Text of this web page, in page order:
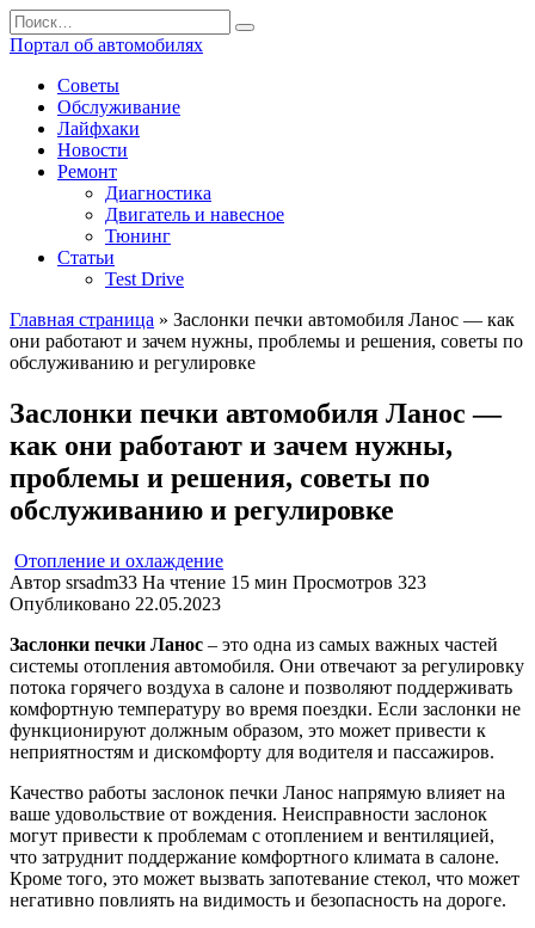
Перейти
к
содержанию
Search
for:
Портал об автомобилях
Советы
Обслуживание
Лайфхаки
Новости
Ремонт
Диагностика
Двигатель и навесное
Тюнинг
Статьи
Test Drive
Главная страница » Заслонки печки автомобиля Ланос — как
они работают и зачем нужны, проблемы и решения, советы по
обслуживанию и регулировке
Заслонки печки автомобиля Ланос —
как они работают и зачем нужны,
проблемы и решения, советы по
обслуживанию и регулировке
Отопление и охлаждение
Автор srsadm33 На чтение 15 мин Просмотров 323
Опубликовано 22.05.2023
Заслонки печки Ланос – это одна из самых важных частей
системы отопления автомобиля. Они отвечают за регулировку
потока горячего воздуха в салоне и позволяют поддерживать
комфортную температуру во время поездки. Если заслонки не
функционируют должным образом, это может привести к
неприятностям и дискомфорту для водителя и пассажиров.
Качество работы заслонок печки Ланос напрямую влияет на
ваше удовольствие от вождения. Неисправности заслонок
могут привести к проблемам с отоплением и вентиляцией,
что затруднит поддержание комфортного климата в салоне.
Кроме того, это может вызвать запотевание стекол, что может
негативно повлиять на видимость и безопасность на дороге.